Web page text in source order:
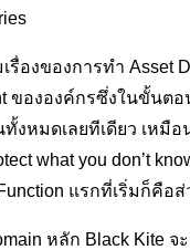
รื่องของการทำ Asset
ขององค์กรซึ่งในขั้นต
งหมดเลยทีเดียว เหมื
what you don’t
แรกที่เริ่มก็คือ
หลัก Black Kite จ